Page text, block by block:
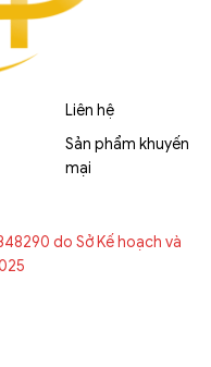
Liên hệ
Sản phẩm khuyến
mại
do Sở Kế hoạch và